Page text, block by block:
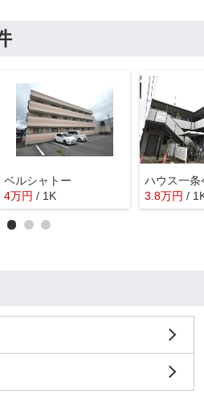
ベルシャトー
4万円 / 1K
ハウス一条
3.8万円 /